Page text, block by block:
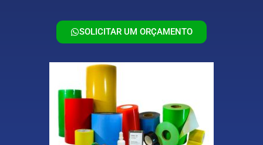
SOLICITAR UM ORÇAMENTO